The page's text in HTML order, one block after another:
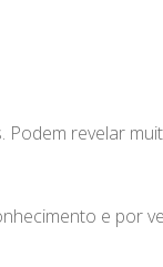
revelar
e por